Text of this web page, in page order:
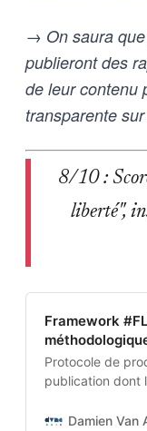
→ On saura
publieront des
de leur contenu
transparente
8/10 :
liberté",
Framework
Protocole de
publication dont
projet. Cette
Damien Van